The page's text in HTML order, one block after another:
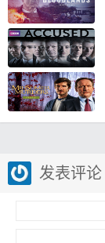
发表评论